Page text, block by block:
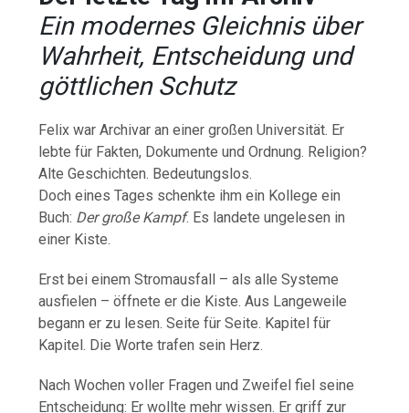
Ein modernes Gleichnis über
Wahrheit, Entscheidung und
göttlichen Schutz
Felix war Archivar an einer großen Universität. Er
lebte für Fakten, Dokumente und Ordnung. Religion?
Alte Geschichten. Bedeutungslos.
Doch eines Tages schenkte ihm ein Kollege ein
Buch: Der große Kampf. Es landete ungelesen in
einer Kiste.
Erst bei einem Stromausfall – als alle Systeme
ausfielen – öffnete er die Kiste. Aus Langeweile
begann er zu lesen. Seite für Seite. Kapitel für
Kapitel. Die Worte trafen sein Herz.
Nach Wochen voller Fragen und Zweifel fiel seine
Entscheidung: Er wollte mehr wissen. Er griff zur